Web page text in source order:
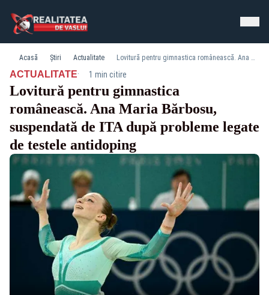
Acasă Știri Actualitate Lovitură pentru gimnastica românească. Ana Maria Bărbosu, suspendată de ITA după probleme legate de testele antidoping
ACTUALITATE· 1 min citire
Lovitură pentru gimnastica
românească. Ana Maria Bărbosu,
suspendată de ITA după probleme legate
de testele antidoping